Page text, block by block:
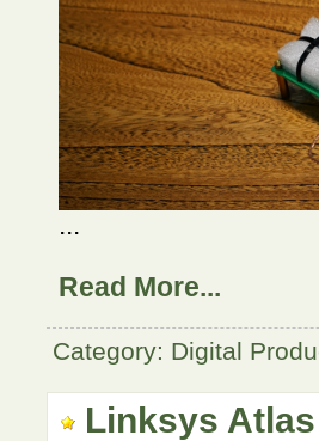
...
Read More...
Category: Digital
Linksys Atlas